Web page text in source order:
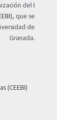
delI
, que se
de
Granada.